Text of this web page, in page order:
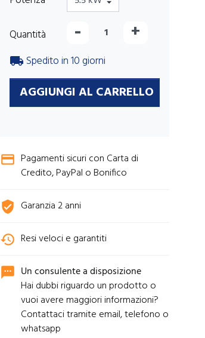
Quantità - +
local_shipping Spedito in 10 giorni
AGGIUNGI AL CARRELLO
credit_card Pagamenti sicuri con Carta di
Credito, PayPal o Bonifico
verified_user Garanzia 2 anni
history Resi veloci e garantiti
sms Un consulente a disposizione
Hai dubbi riguardo un prodotto o
vuoi avere maggiori informazioni?
Contattaci tramite email, telefono o
whatsapp